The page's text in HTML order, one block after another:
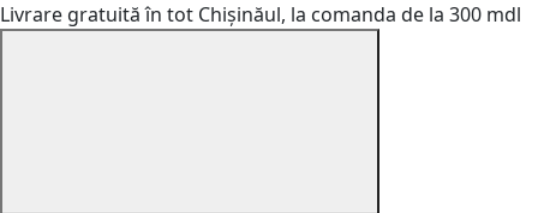
Livrare gratuită în tot Chișinăul, la comanda de la 300 mdl